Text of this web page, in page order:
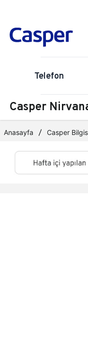
Telefon
Casper
Anasayfa Casper